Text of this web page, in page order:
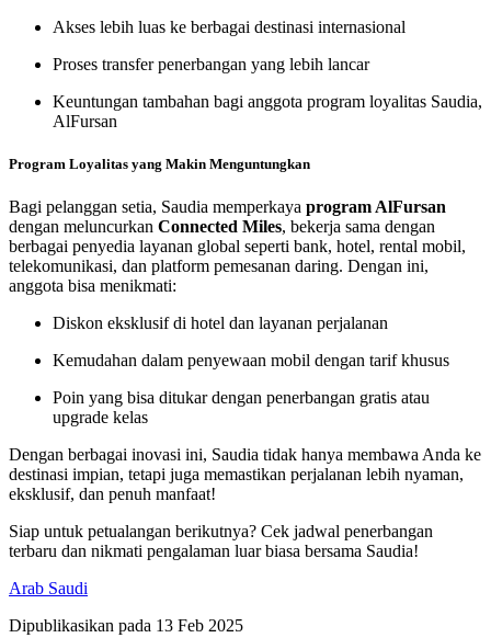
Akses lebih luas ke berbagai destinasi internasional
Proses transfer penerbangan yang lebih lancar
Keuntungan tambahan bagi anggota program loyalitas Saudia,
AlFursan
Program Loyalitas yang Makin Menguntungkan
Bagi pelanggan setia, Saudia memperkaya program AlFursan
dengan meluncurkan Connected Miles, bekerja sama dengan
berbagai penyedia layanan global seperti bank, hotel, rental mobil,
telekomunikasi, dan platform pemesanan daring. Dengan ini,
anggota bisa menikmati:
Diskon eksklusif di hotel dan layanan perjalanan
Kemudahan dalam penyewaan mobil dengan tarif khusus
Poin yang bisa ditukar dengan penerbangan gratis atau
upgrade kelas
Dengan berbagai inovasi ini, Saudia tidak hanya membawa Anda ke
destinasi impian, tetapi juga memastikan perjalanan lebih nyaman,
eksklusif, dan penuh manfaat!
Siap untuk petualangan berikutnya? Cek jadwal penerbangan
terbaru dan nikmati pengalaman luar biasa bersama Saudia!
Arab Saudi
Dipublikasikan pada 13 Feb 2025